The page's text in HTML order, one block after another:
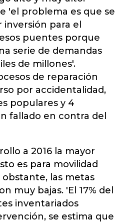
'el problema es que se
para el
puentes porque
serie de demandas
de millones'.
de reparación
por accidentalidad,
populares y 4
fallado en contra del
a 2016 la mayor
es para movilidad
obstante, las metas
muy bajas. 'El 17% del
inventariados
se estima que